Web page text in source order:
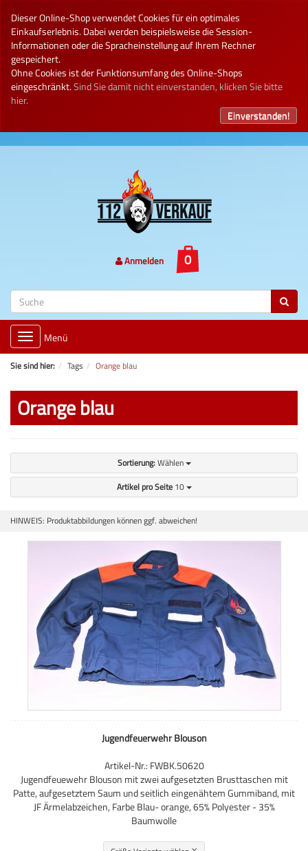
Dieser Online-Shop verwendet Cookies für ein optimales
Einkaufserlebnis. Dabei werden beispielsweise die Session-
Informationen oder die Spracheinstellung auf Ihrem Rechner
gespeichert.
Ohne Cookies ist der Funktionsumfang des Online-Shops
eingeschränkt.Sind Sie damit nicht einverstanden, klicken Sie bitte
hier.
Einverstanden!
Anmelden
Toggle
navigation
Menü
Sie sind hier: Tags Orange blau
Orange blau
Sortierung:Wählen
Artikel pro Seite 10
HINWEIS: Produktabbildungen können ggf. abweichen!
Jugendfeuerwehr Blouson
Artikel-Nr.: FWBK.50620
Jugendfeuewehr Blouson mit zwei aufgesetzten Brusttaschen mit
Patte, aufgesetztem Saum und seitlich eingenähtem Gummiband, mit
JF Ärmelabzeichen, Farbe Blau- orange, 65% Polyester - 35%
Baumwolle